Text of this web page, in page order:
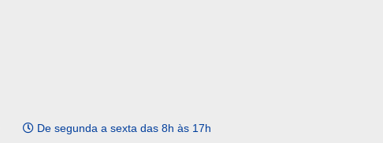
De segunda a sexta das 8h às 17h